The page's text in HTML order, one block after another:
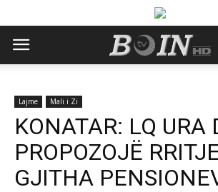
Lajme Mali i Zi
KONATAR: LQ URA
PROPOZOJË
GJITHA